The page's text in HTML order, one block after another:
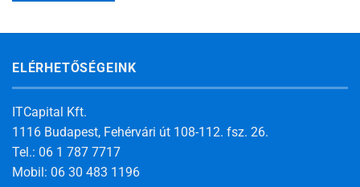
ELÉRHETŐSÉGEINK
ITCapital Kft.
1116 Budapest, Fehérvári út 108-112. fsz. 26.
Tel.: 06 1 787 7717
Mobil: 06 30 483 1196